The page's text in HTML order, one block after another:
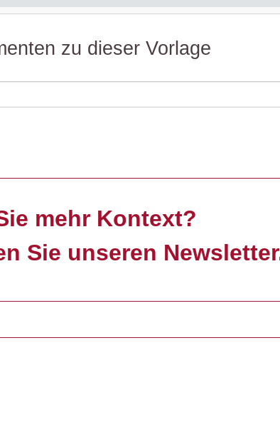
zu dieser Vorlage
mehr Kontext?
Sie unseren